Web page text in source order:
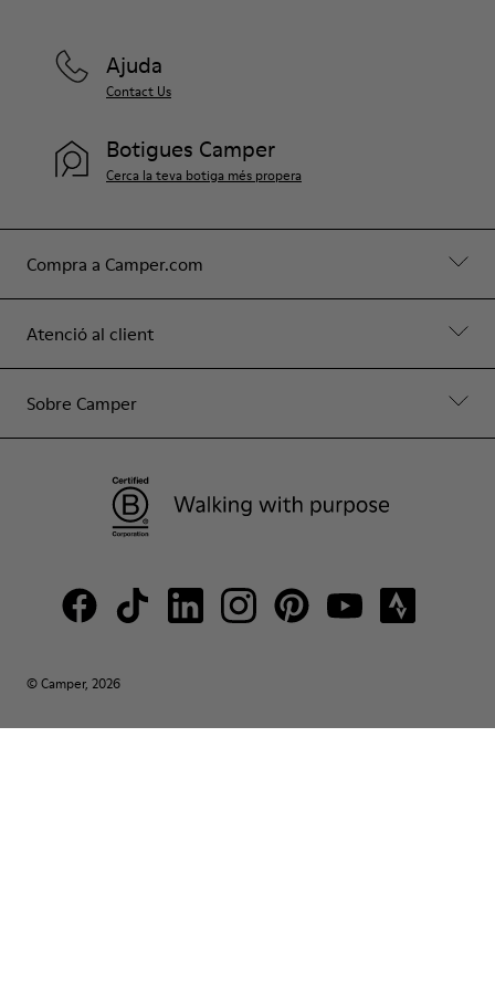
Compra a Camper.com
Atenció al client
Sobre Camper
Ajuda
Contact Us
Botigues Camper
Cerca la teva botiga més propera
© Camper, 2026